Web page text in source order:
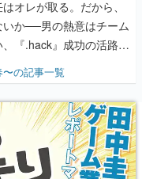
オレが取る。だから、
か──男の熱意はチーム
『.hack』成功の活路を
児・松山 洋に流れる血は
だった【若ゲのいた
の記事一覧